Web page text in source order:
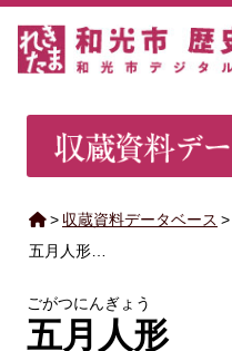
> 収蔵資料データベース >
五月人形…
ごがつにんぎょう
五月人形